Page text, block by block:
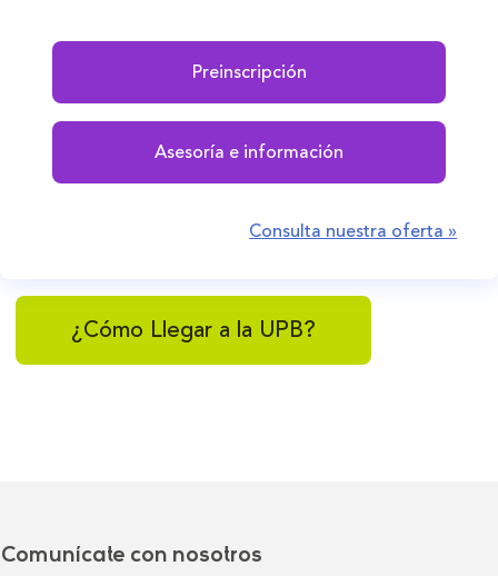
Preinscripción
Asesoría e información
Consulta nuestra oferta »
¿Cómo Llegar a la UPB?
Comunícate con nosotros